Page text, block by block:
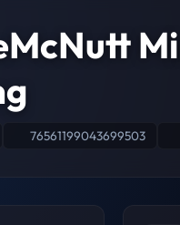
76561199043699503